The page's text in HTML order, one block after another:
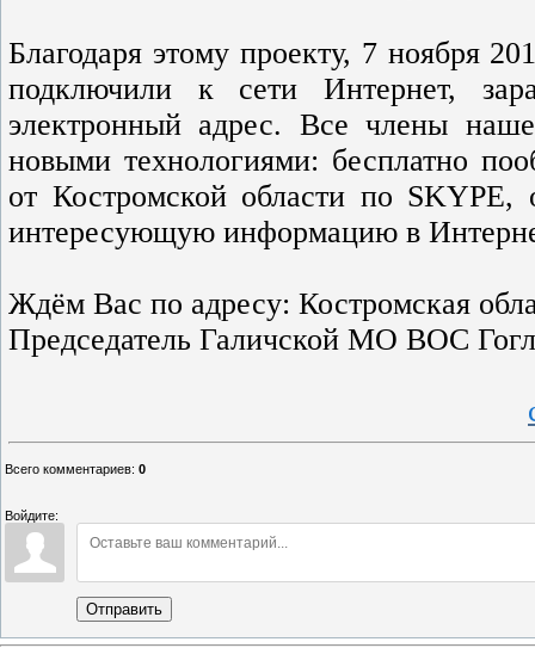
Благодаря этому проекту, 7 ноября
подключили к сети Интернет,
электронный адрес. Все члены
новыми технологиями: бесплатно
от Костромской области по SKYPE,
интересующую информацию в
Ждём Вас по адресу: Костромская
Председатель Галичской МО ВОС
Всего комментариев: 0
Войдите:
Отправить